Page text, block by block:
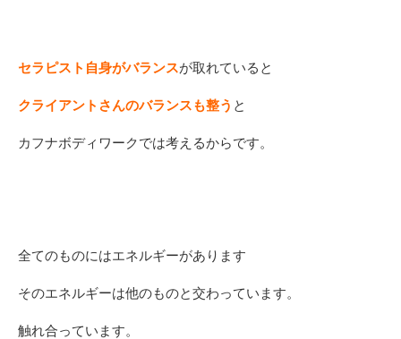
セラピスト自身がバランスが取れていると
クライアントさんのバランスも整う と
カフナボディワークでは考えるからです。
全てのものにはエネルギーがあります
そのエネルギーは他のものと交わっています。
触れ合っています。